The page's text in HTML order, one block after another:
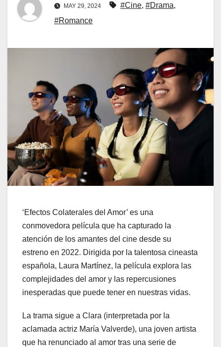
MAY 29, 2024 #Cine, #Drama,
#Romance
‘Efectos Colaterales del Amor’ es una
conmovedora película que ha capturado la
atención de los amantes del cine desde su
estreno en 2022. Dirigida por la talentosa cineasta
española, Laura Martínez, la película explora las
complejidades del amor y las repercusiones
inesperadas que puede tener en nuestras vidas.
La trama sigue a Clara (interpretada por la
aclamada actriz María Valverde), una joven artista
que ha renunciado al amor tras una serie de